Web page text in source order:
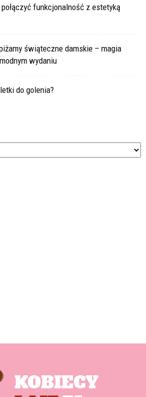
połączyć funkcjonalność z estetyką
świąteczne damskie – magia
wydaniu
do golenia?